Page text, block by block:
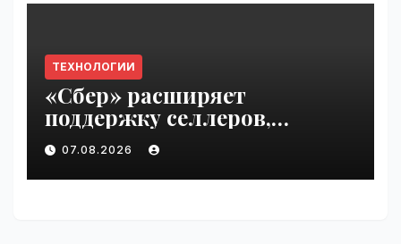
ТЕХНОЛОГИИ
«Сбер» расширяет
поддержку селлеров,
пострадавших от
инцидентов на складах
Wildberries | VseTime.ru
07.08.2026